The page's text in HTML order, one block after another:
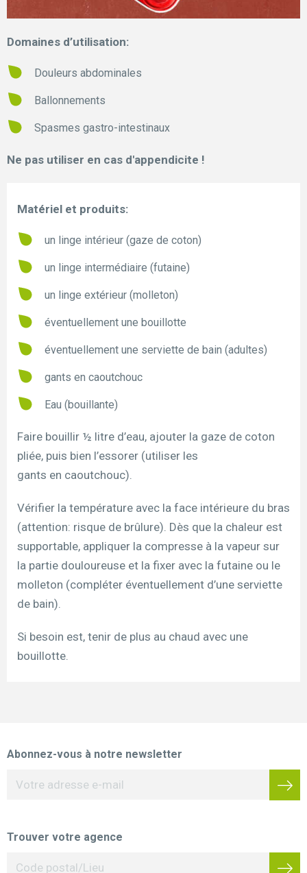
Domaines d’utilisation:
Douleurs abdominales
Ballonnements
Spasmes gastro-intestinaux
Ne pas utiliser en cas d'appendicite !
Matériel et produits:
un linge intérieur (gaze de coton)
un linge intermédiaire (futaine)
un linge extérieur (molleton)
éventuellement une bouillotte
éventuellement une serviette de bain (adultes)
gants en caoutchouc
Eau (bouillante)
Faire bouillir ½ litre d’eau, ajouter la gaze de coton
pliée, puis bien l’essorer (utiliser les
gants en caoutchouc).
Vérifier la température avec la face intérieure du bras
(attention: risque de brûlure). Dès que la chaleur est
supportable, appliquer la compresse à la vapeur sur
la partie douloureuse et la fixer avec la futaine ou le
molleton (compléter éventuellement d’une serviette
de bain).
Si besoin est, tenir de plus au chaud avec une
bouillotte.
Abonnez-vous à notre newsletter
Trouver votre agence